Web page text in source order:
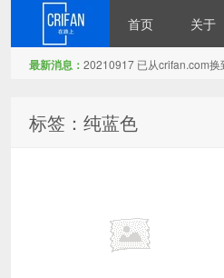
首页 关于
最新消息： 20210917 已从crifan.com换
标签：纯蓝色